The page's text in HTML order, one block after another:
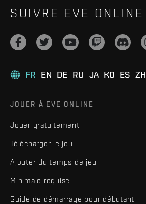
SUIVRE EVE ONLINE
FR EN DE RU JA KO ES ZH
JOUER À EVE ONLINE
Jouer gratuitement
Télécharger le jeu
Ajouter du temps de jeu
Minimale requise
Guide de démarrage pour débutant